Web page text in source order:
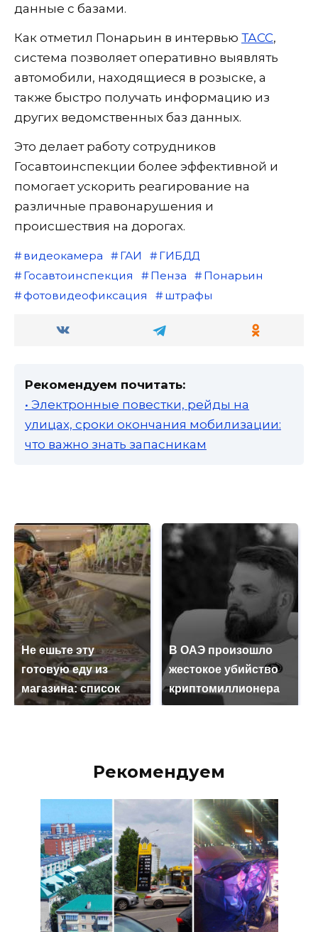
данные с базами.
Как отметил Понарьин в интервью ТАСС,
система позволяет оперативно выявлять
автомобили, находящиеся в розыске, а
также быстро получать информацию из
других ведомственных баз данных.
Это делает работу сотрудников
Госавтоинспекции более эффективной и
помогает ускорить реагирование на
различные правонарушения и
происшествия на дорогах.
видеокамера ГАИ
ГИБДД
Госавтоинспекция
Пенза
Понарьин
фотовидеофиксация
штрафы
Рекомендуем почитать:
• Электронные повестки, рейды на
улицах, сроки окончания мобилизации:
что важно знать запасникам
Не ешьте эту
готовую еду из
магазина: список
В ОАЭ произошло
жестокое убийство
криптомиллионера
Рекомендуем